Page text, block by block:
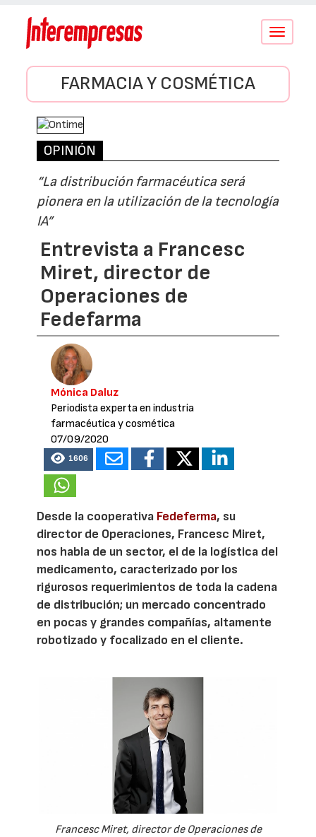
Conmutar
FARMACIA Y COSMÉTICA
OPINIÓN
“La distribución farmacéutica será
pionera en la utilización de la tecnología
IA”
Entrevista a Francesc
Miret, director de
Operaciones de
Fedefarma
Mónica Daluz
Periodista experta en industria
farmacéutica y cosmética
07/09/2020
1606
Desde la cooperativa Fedeferma, su
director de Operaciones, Francesc Miret,
nos habla de un sector, el de la logística del
medicamento, caracterizado por los
rigurosos requerimientos de toda la cadena
de distribución; un mercado concentrado
en pocas y grandes compañías, altamente
robotizado y focalizado en el cliente.
Francesc Miret, director de Operaciones de